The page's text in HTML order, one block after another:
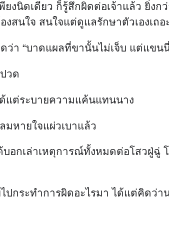
ยงนิดเดียว ก็รู้สึกผิดต่อเจ้าแล้ว ยิ่
งสนใจ สนใจแต่ดูแลรักษาตัวเองเถอ
า “บาดแผลที่ขานั้นไม่เจ็บ แต่แขนนี่
วด
แต่ระบายความแค้นแทนนาง
หายใจแผ่วเบาแล้ว
บอกเล่าเหตุการณ์ทั้งหมดต่อโสวฝู่
ปกระทำการผิดอะไรมา ได้แต่คิดว่